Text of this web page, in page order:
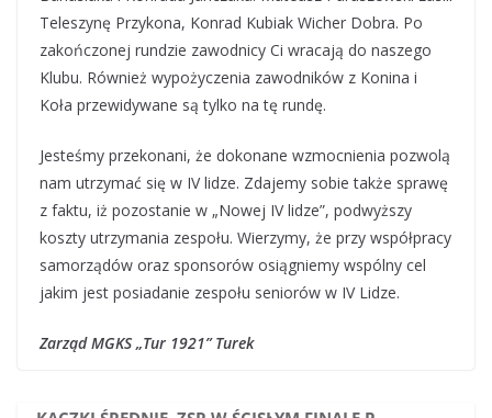
Teleszynę Przykona, Konrad Kubiak Wicher Dobra. Po
zakończonej rundzie zawodnicy Ci wracają do naszego
Klubu. Również wypożyczenia zawodników z Konina i
Koła przewidywane są tylko na tę rundę.
Jesteśmy przekonani, że dokonane wzmocnienia pozwolą
nam utrzymać się w IV lidze. Zdajemy sobie także sprawę
z faktu, iż pozostanie w „Nowej IV lidze”, podwyższy
koszty utrzymania zespołu. Wierzymy, że przy współpracy
samorządów oraz sponsorów osiągniemy wspólny cel
jakim jest posiadanie zespołu seniorów w IV Lidze.
Zarząd MGKS „Tur 1921” Turek